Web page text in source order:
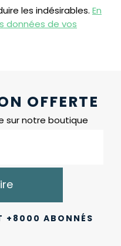
les indésirables. En
données de vos
OFFERTE
sur notre boutique
+8000 ABONNÉS